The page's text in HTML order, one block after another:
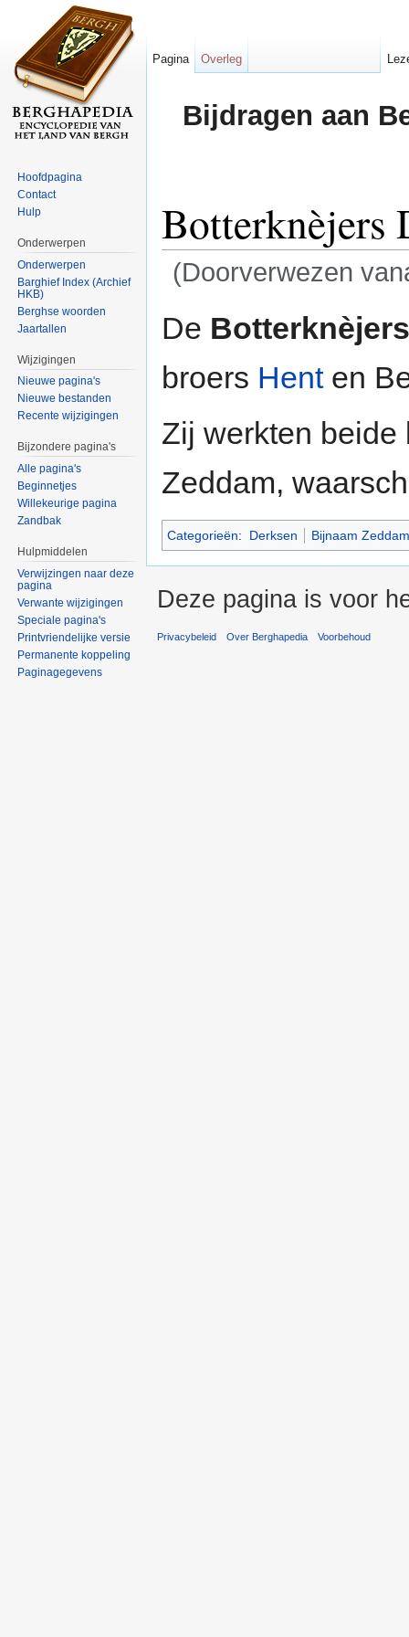
Bijdragen aan
Botterknèjers
(Doorverwezen
De
broers Henten
Zij werkten
Zeddam,
Categorieën: Derksen Bijnaam Zeddam
Pagina Overleg
Hoofdpagina
Contact
Hulp
Onderwerpen
Onderwerpen
Barghief Index (Archief
HKB)
Berghse woorden
Jaartallen
Wijzigingen
Nieuwe pagina's
Nieuwe bestanden
Recente wijzigingen
Bijzondere pagina's
Alle pagina's
Beginnetjes
Willekeurige pagina
Zandbak
Hulpmiddelen
Verwijzingen naar deze
pagina
Verwante wijzigingen
Speciale pagina's
Printvriendelijke versie
Permanente koppeling
Paginagegevens
Deze pagina is voor
Privacybeleid Over Berghapedia Voorbehoud